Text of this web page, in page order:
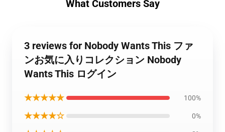
What Customers Say
3 reviews for Nobody Wants This ファ
ンお気に入りコレクション Nobody
Wants This ログイン
★★★★★ 100%
★★★★☆ 0%